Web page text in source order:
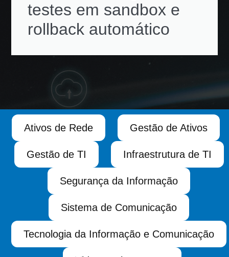
testes em sandbox e
rollback automático
Ativos de Rede Gestão de Ativos
Gestão de TI Infraestrutura de TI
Segurança da Informação
Sistema de Comunicação
Tecnologia da Informação e Comunicação